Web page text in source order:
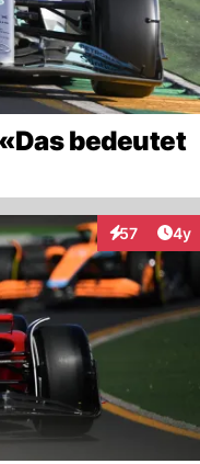
bedeutet
57
Interaktionen
4y